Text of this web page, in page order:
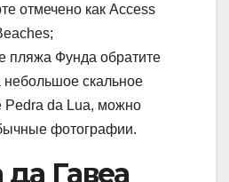
отмечено как Access
пляжа Фунда обратите
скальное
Pedra da Lua, можно
фотографии.
Гавеа